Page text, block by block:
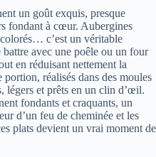
un goût exquis, presque
fondant à cœur. Aubergines
c’est un véritable
avec une poêle ou un four
en réduisant nettement la
réalisés dans des moules
légers et prêts en un clin d’œil.
fondants et craquants, un
d’un feu de cheminée et les
plats devient un vrai moment de